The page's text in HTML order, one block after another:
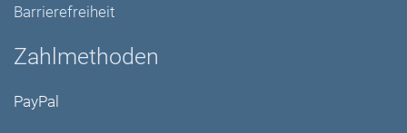
Barrierefreiheit
Zahlmethoden
PayPal